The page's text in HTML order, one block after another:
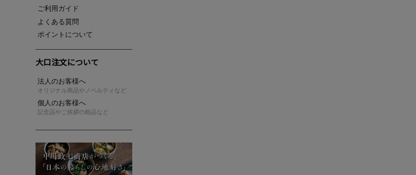
ご利用ガイド
よくある質問
ポイントについて
大口注文について
法人のお客様へ
オリジナル商品やノベルティなど
個人のお客様へ
記念品やご挨拶の粗品など